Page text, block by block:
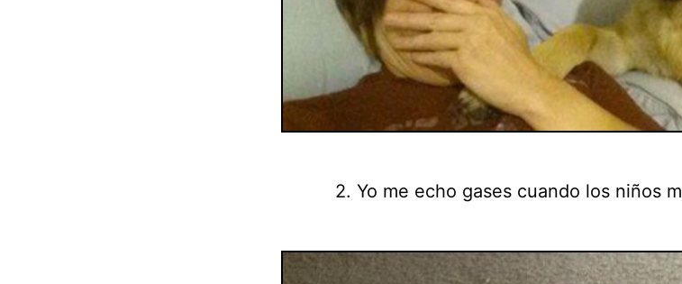
2. Yo me echo gases cuando los niños